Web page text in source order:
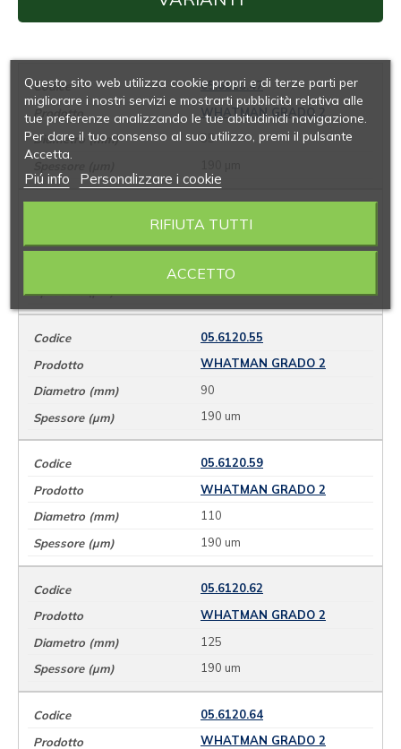
05.6120.47
WHATMAN GRADO 2
55
05.6120.55
WHATMAN GRADO 2
90
190 um
05.6120.59
WHATMAN GRADO 2
110
190 um
05.6120.62
WHATMAN GRADO 2
125
190 um
05.6120.64
WHATMAN GRADO 2
Questo sito web utilizza cookie propri e di terze parti per
migliorare i nostri servizi e mostrarti pubblicità relativa alle
tue preferenze analizzando le tue abitudinidi navigazione.
Per dare il tuo consenso al suo utilizzo, premi il pulsante
Accetta.
Piú info Personalizzare i cookie
RIFIUTA TUTTI
ACCETTO